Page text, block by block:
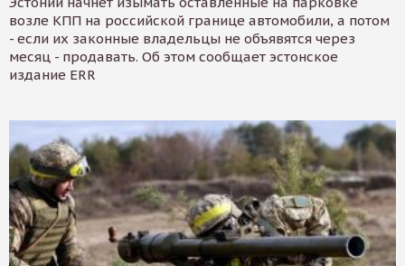
возле КПП на российской границе автомобили, а потом
- если их законные владельцы не объявятся через
месяц - продавать. Об этом сообщает эстонское
издание ERR